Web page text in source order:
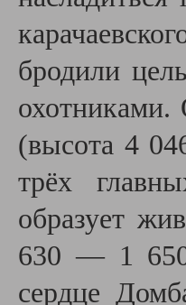
бродили
охотниками.
(высота 4
трёх
образует
630 — 1 650
сердце